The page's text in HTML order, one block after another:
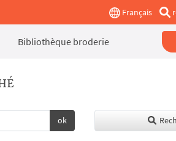
Français
Bibliothèque broderie
ok